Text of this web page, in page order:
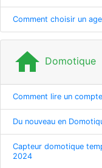
Comment choisir un
home Domotique
Comment lire un
Du nouveau en
Capteur domotique
2024